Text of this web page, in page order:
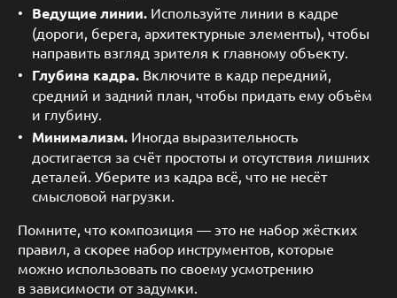
Ведущие линии. Используйте линии в кадре
(дороги, берега, архитектурные элементы), чтобы
направить взгляд зрителя к главному объекту.
Глубина кадра. Включите в кадр передний,
средний и задний план, чтобы придать ему объём
и глубину.
Минимализм. Иногда выразительность
достигается за счёт простоты и отсутствия лишних
деталей. Уберите из кадра всё, что не несёт
смысловой нагрузки.
Помните, что композиция — это не набор жёстких
правил, а скорее набор инструментов, которые
можно использовать по своему усмотрению
в зависимости от задумки.